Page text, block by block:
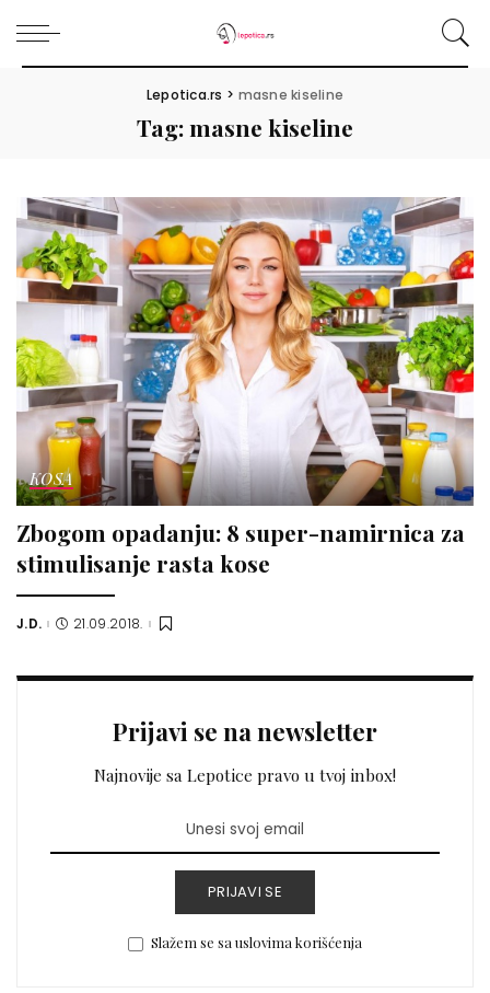
Lepotica.rs > masne kiseline
Tag:masne kiseline
KOSA
Zbogom opadanju: 8 super-namirnica za
stimulisanje rasta kose
Posted
J.D. 21.09.2018.
Prijavi se na newsletter
Najnovije sa Lepotice pravo u tvoj inbox!
PRIJAVI SE
Slažem se sa uslovima korišćenja